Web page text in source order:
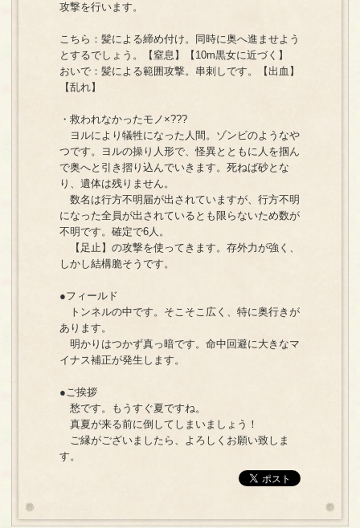
攻撃を行います。
こちら：髪による締め付け。同時に奥へ進ませよう
とするでしょう。【窒息】【10m黒女に近づく】
おいで：髪による範囲攻撃。串刺しです。【出血】
【乱れ】
・救われなかったモノ×???
ヨルにより犠牲になった人間。ゾンビのようなや
つです。ヨルの操り人形で、怪異とともに人を掴ん
で奥へと引き摺り込んでいきます。死ねば砂とな
り、遺体は残りません。
数名は行方不明届が出されていますが、行方不明
になった全員が出されているとも限らないため数が
不明です。確定で6人。
【足止】の攻撃を使ってきます。存外力が強く、
しかし結構脆そうです。
●フィールド
トンネルの中です。そこそこ広く、特に奥行きが
あります。
明かりはつかず真っ暗です。命中回避に大きなマ
イナス補正が発生します。
●ご挨拶
愁です。もうすぐ夏ですね。
真夏が来る前に倒してしまいましょう！
ご縁がございましたら、よろしくお願い致しま
す。